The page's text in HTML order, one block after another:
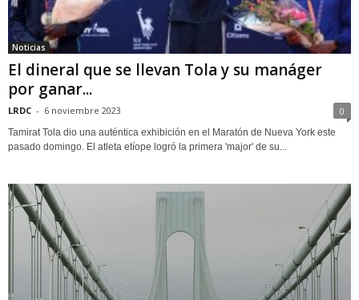
Noticias
El dineral que se llevan Tola y su manáger
por ganar...
LRDC - 6 noviembre 2023 0
Tamirat Tola dio una auténtica exhibición en el Maratón de Nueva York este
pasado domingo. El atleta etíope logró la primera 'major' de su...